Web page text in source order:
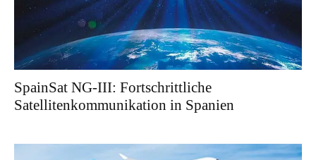
SpainSat NG-III: Fortschrittliche
Satellitenkommunikation in Spanien